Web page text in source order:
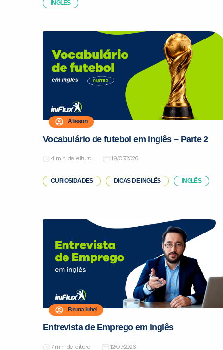
INGLÊS
Alisson
Vocabulário de futebol em inglês – Parte 2
de leitura 19/07/2026
CURIOSIDADES DICAS DE INGLÊS INGLÊS
Bruna Iubel
Entrevista de Emprego em inglês
de leitura 12/07/2026